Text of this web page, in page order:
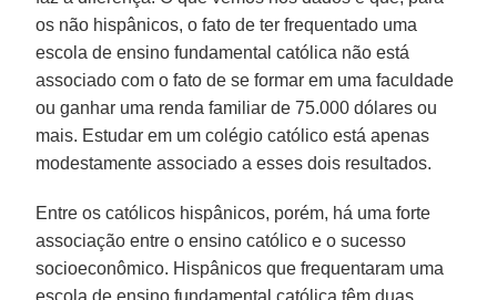
os não hispânicos, o fato de ter frequentado uma
escola de ensino fundamental católica não está
associado com o fato de se formar em uma faculdade
ou ganhar uma renda familiar de 75.000 dólares ou
mais. Estudar em um colégio católico está apenas
modestamente associado a esses dois resultados.
Entre os católicos hispânicos, porém, há uma forte
associação entre o ensino católico e o sucesso
socioeconômico. Hispânicos que frequentaram uma
escola de ensino fundamental católica têm duas